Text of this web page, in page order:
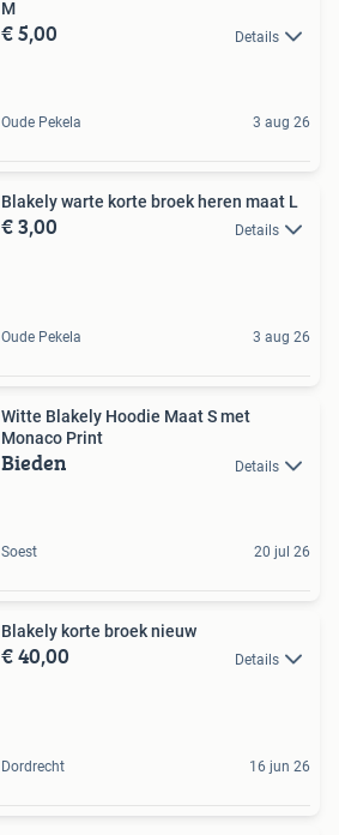
M
€ 5,00 Details
Oude Pekela 3 aug 26
Blakely warte korte broek heren maat L
€ 3,00 Details
Oude Pekela 3 aug 26
Witte Blakely Hoodie Maat S met
Monaco Print
Bieden Details
Soest 20 jul 26
Blakely korte broek nieuw
€ 40,00 Details
Dordrecht 16 jun 26